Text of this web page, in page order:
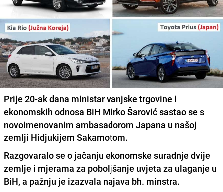
Prije 20-ak dana ministar vanjske trgovine i
ekonomskih odnosa BiH Mirko Šarović sastao se s
novoimenovanim ambasadorom Japana u našoj
zemlji Hidjukijem Sakamotom.
Razgovaralo se o jačanju ekonomske suradnje dvije
zemlje i mjerama za poboljšanje uvjeta za ulaganje u
BiH, a pažnju je izazvala najava bh. minstra.